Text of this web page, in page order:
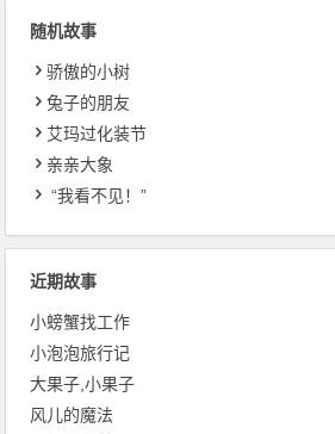
随机故事
骄傲的小树
兔子的朋友
艾玛过化装节
亲亲大象
“我看不见！”
近期故事
小螃蟹找工作
小泡泡旅行记
大果子,小果子
风儿的魔法